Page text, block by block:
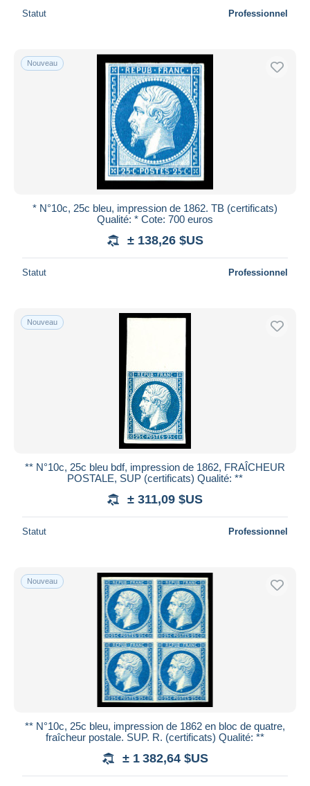
Statut Professionnel
Nouveau
* N°10c, 25c bleu, impression de 1862. TB (certificats)
Qualité: * Cote: 700 euros
± 138,26 $US
Statut Professionnel
Nouveau
** N°10c, 25c bleu bdf, impression de 1862, FRAÎCHEUR
POSTALE, SUP (certificats) Qualité: **
± 311,09 $US
Statut Professionnel
Nouveau
** N°10c, 25c bleu, impression de 1862 en bloc de quatre,
fraîcheur postale. SUP. R. (certificats) Qualité: **
± 1 382,64 $US